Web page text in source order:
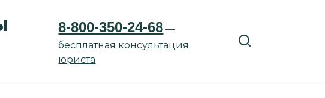
8-800-350-24-68 —
бесплатная консультация
юриста